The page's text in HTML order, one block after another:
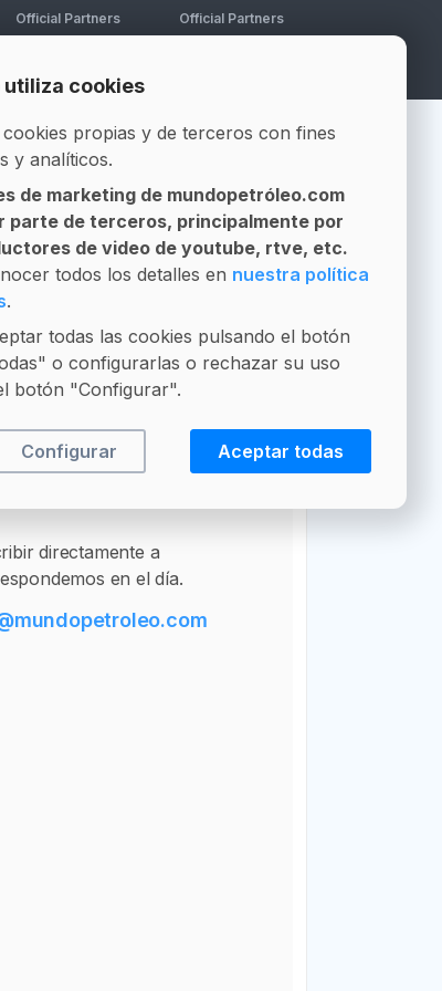
Official Partners Official Partners
telefónicamente en
De 9:00 a 14:00 y
11 43 44
directamente a
en el día.
mundopetroleo.com
utiliza cookies
cookies propias y de terceros con fines
y analíticos.
de marketing de mundopetróleo.com
parte de terceros, principalmente por
de video de youtube, rtve, etc.
todos los detalles en nuestra política
.
todas las cookies pulsando el botón
o configurarlas o rechazar su uso
botón "Configurar".
Configurar Aceptar todas